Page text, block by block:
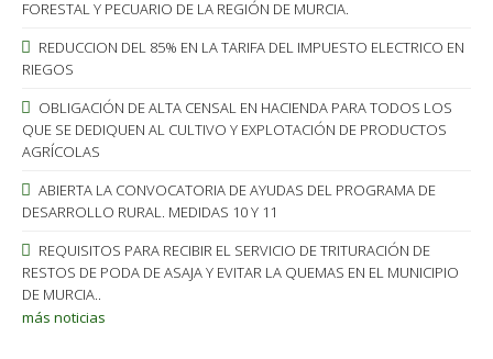
FORESTAL Y PECUARIO DE LA REGIÓN DE MURCIA.
REDUCCION DEL 85% EN LA TARIFA DEL IMPUESTO ELECTRICO EN
RIEGOS
OBLIGACIÓN DE ALTA CENSAL EN HACIENDA PARA TODOS LOS
QUE SE DEDIQUEN AL CULTIVO Y EXPLOTACIÓN DE PRODUCTOS
AGRÍCOLAS
ABIERTA LA CONVOCATORIA DE AYUDAS DEL PROGRAMA DE
DESARROLLO RURAL. MEDIDAS 10 Y 11
REQUISITOS PARA RECIBIR EL SERVICIO DE TRITURACIÓN DE
RESTOS DE PODA DE ASAJA Y EVITAR LA QUEMAS EN EL MUNICIPIO
DE MURCIA..
más noticias